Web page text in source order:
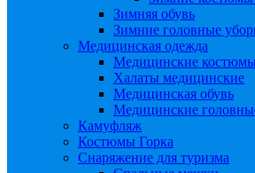
Зимняя обувь
Зимние головные
Медицинская одежда
Медицинские костюмы
Халаты медицинские
Медицинская обувь
Медицинские
Камуфляж
Костюмы Горка
Снаряжение для туризма